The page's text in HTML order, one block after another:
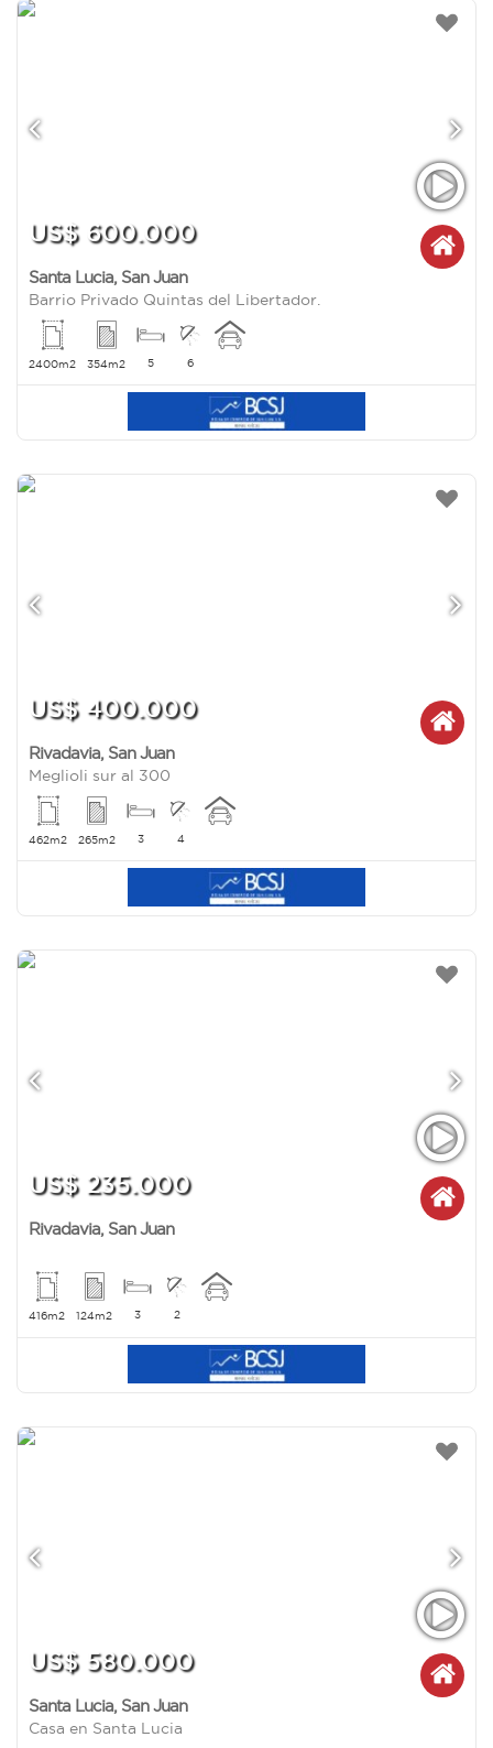
US$ 600.000
Santa Lucia, San Juan
Barrio Privado Quintas del Libertador.
2400m2 354m2 5 6
US$ 400.000
Rivadavia, San Juan
Meglioli sur al 300
462m2 265m2 3 4
US$ 235.000
Rivadavia, San Juan
416m2 124m2 3 2
US$ 580.000
Santa Lucia, San Juan
Casa en Santa Lucia